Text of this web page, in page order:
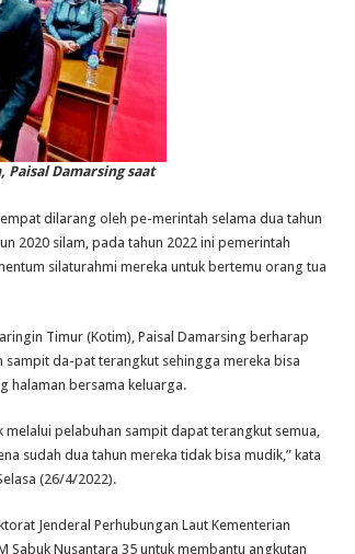
Paisal Damarsing saat
dilarang oleh pe-merintah selama dua tahun
2020 silam, pada tahun 2022 ini pemerintah
silaturahmi mereka untuk bertemu orang tua
Timur (Kotim), Paisal Damarsing berharap
da-pat terangkut sehingga mereka bisa
halaman bersama keluarga.
pelabuhan sampit dapat terangkut semua,
sudah dua tahun mereka tidak bisa mudik,” kata
(26/4/2022).
Jenderal Perhubungan Laut Kementerian
Sabuk Nusantara 35 untuk membantu angkutan